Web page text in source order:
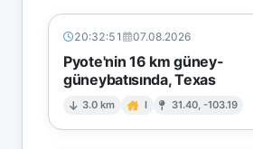
20:32:51 07.08.2026
Pyote'nin 16 km güney-
güneybatısında, Texas
3.0 km I 31.40, -103.19